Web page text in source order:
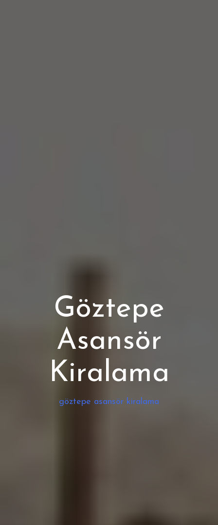
Göztepe
Asansör
Kiralama
göztepe asansör kiralama